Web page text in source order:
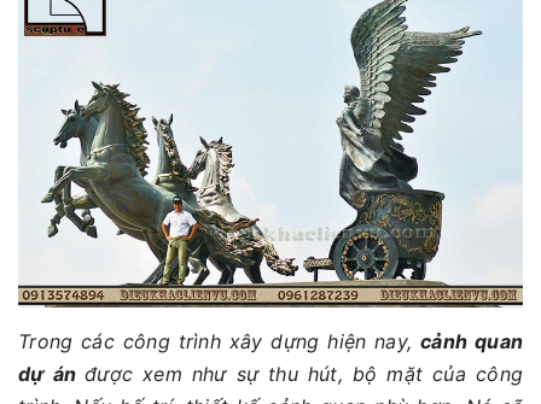
Trong các công trình xây dựng hiện nay,cảnh quan
dự ánđược xem như sự thu hút, bộ mặt của công